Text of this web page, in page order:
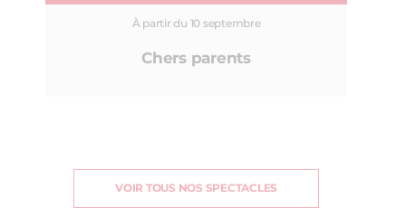
À partir du 10 septembre
Chers parents
VOIR TOUS NOS SPECTACLES